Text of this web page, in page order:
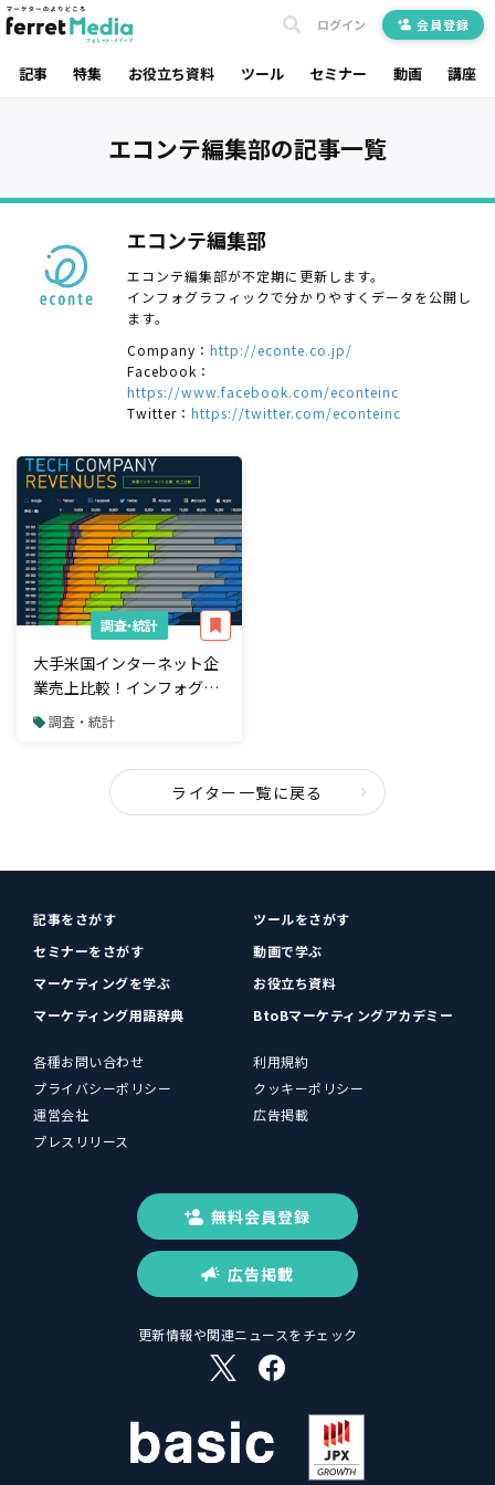
記事 特集 お役立ち資料 ツール セミナー 動画 講座
ログイン 会員登録
エコンテ編集部の記事一覧
エコンテ編集部
エコンテ編集部が不定期に更新します。
インフォグラフィックで分かりやすくデータを公開し
ます。
Company： http://econte.co.jp/
Facebook：
https://www.facebook.com/econteinc
Twitter： https://twitter.com/econteinc
調査・統計
大手米国インターネット企
業売上比較！インフォグラ
フィックで公開
調査・統計
ライター一覧に戻る
記事をさがす
ツールをさがす
セミナーをさがす
動画で学ぶ
マーケティングを学ぶ
お役立ち資料
マーケティング用語辞典
BtoBマーケティングアカデミー
各種お問い合わせ
利用規約
プライバシーポリシー
クッキーポリシー
運営会社
広告掲載
プレスリリース
無料会員登録
広告掲載
更新情報や関連ニュースをチェック